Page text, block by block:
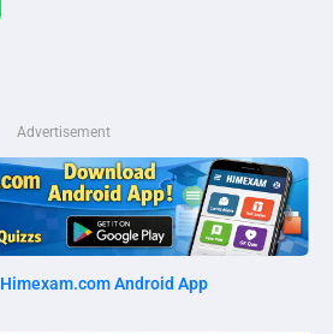
Advertisement
Himexam.com Android App